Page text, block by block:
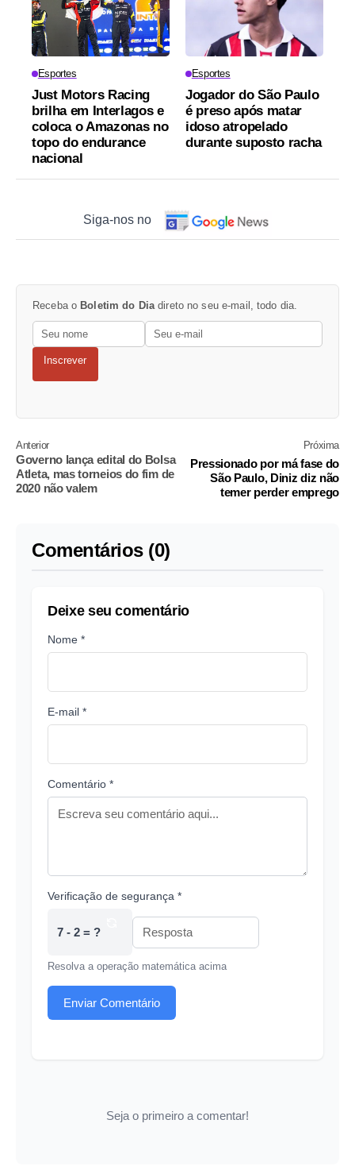
Esportes
Just Motors Racing
brilha em Interlagos e
coloca o Amazonas no
topo do endurance
nacional
Esportes
Jogador do São Paulo
é preso após matar
idoso atropelado
durante suposto racha
Siga-nos no
Receba o Boletim do Dia direto no seu e-mail, todo dia.
Inscrever
Anterior
Governo lança edital do Bolsa
Atleta, mas torneios do fim de
2020 não valem
Próxima
Pressionado por má fase do
São Paulo, Diniz diz não
temer perder emprego
Comentários (0)
Deixe seu comentário
Nome *
E-mail *
Comentário *
Verificação de segurança *
7 - 2 = ?
Resolva a operação matemática acima
Enviar Comentário
Seja o primeiro a comentar!